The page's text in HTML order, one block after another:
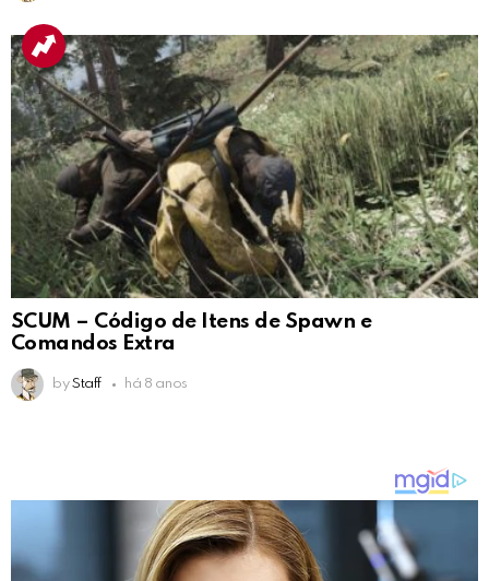
SCUM – Código de Itens de Spawn e
Comandos Extra
by Staff há 8 anos